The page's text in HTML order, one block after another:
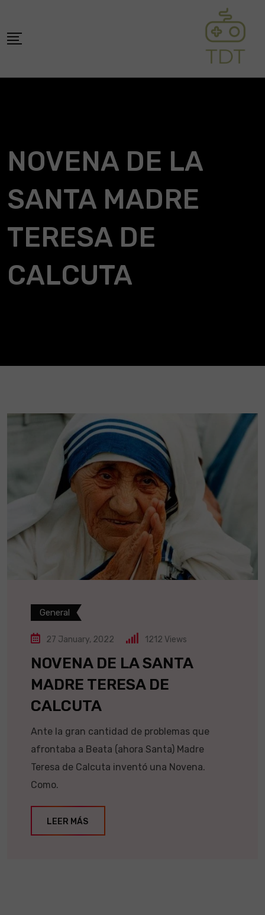
content
NOVENA DE LA
SANTA MADRE
TERESA DE
CALCUTA
General
27 January, 2022 1212 Views
NOVENA DE LA SANTA
MADRE TERESA DE
CALCUTA
Ante la gran cantidad de problemas que
afrontaba a Beata (ahora Santa) Madre
Teresa de Calcuta inventó una Novena.
Como.
LEER MÁS